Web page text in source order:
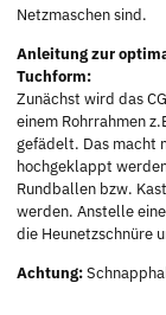
Netzmaschen sind.
Anleitung zur
Tuchform:
Zunächst wird das
einem Rohrrahmen
gefädelt. Das macht
hochgeklappt
Rundballen bzw.
werden. Anstelle
die Heunetzschnüre
Achtung: